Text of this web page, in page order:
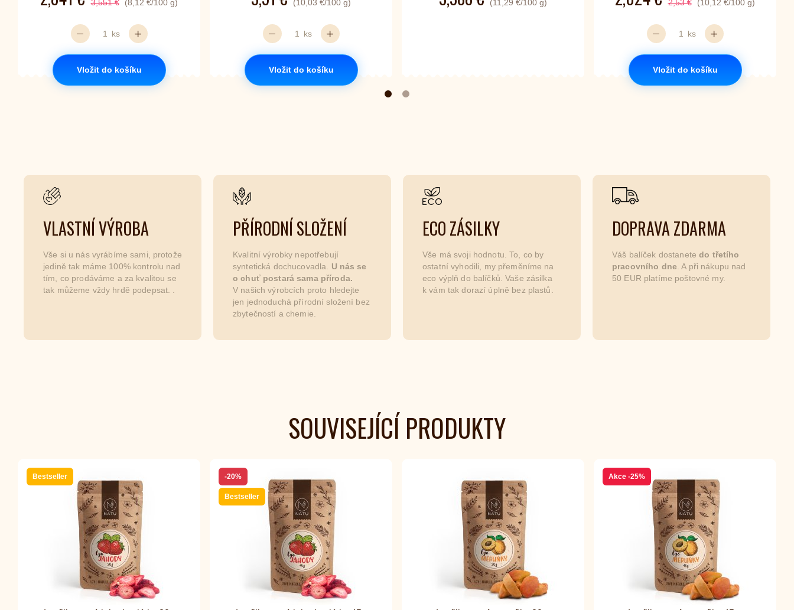
3,551 € (8,12 €/100 g)
ks
Vložit do košíku
(10,03 €/100 g)
ks
Vložit do košíku
(11,29 €/100 g) 2,53 € (10,12 €/100 g)
ks
Vložit do košíku
VLASTNÍ VÝROBA
Vše si u nás vyrábíme sami, protože
jedině tak máme 100% kontrolu nad
tím, co prodáváme a za kvalitou se
tak můžeme vždy hrdě podepsat. .
PŘÍRODNÍ SLOŽENÍ
Kvalitní výrobky nepotřebují
syntetická dochucovadla. U nás se
o chuť postará sama příroda.
V našich výrobcích proto hledejte
jen jednoduchá přírodní složení bez
zbytečností a chemie.
ECO ZÁSILKY
Vše má svoji hodnotu. To, co by
ostatní vyhodili, my přeměníme na
eco výplň do balíčků. Vaše zásilka
k vám tak dorazí úplně bez plastů.
DOPRAVA ZDARMA
Váš balíček dostanetedo třetího
pracovního dne . A při nákupu nad
50 EUR platíme poštovné my.
SOUVISEJÍCÍ PRODUKTY
Bestseller -20%
Bestseller
Akce -25%